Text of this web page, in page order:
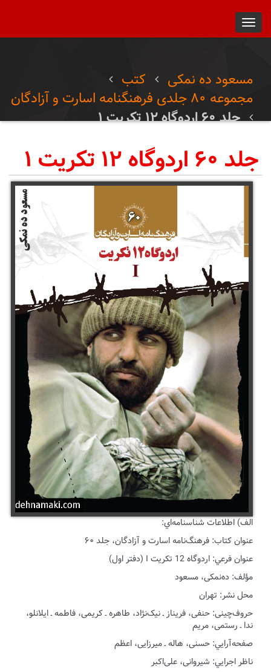
مسعود ده نمکی
کتب
مجموعه ۸۰ جلدی فرهنگنامه اسارت و آزادگان
جلد ۶۰ اردوگاه ۱۲ تکریت ۱
جلد ۶۰ اردوگاه ۱۲ تکریت ۱
الف) اطلاعات شناسنامه‌اي:
عنوان كتاب: فرهنگ‌نامه اسارت و آزادگان، جلد ۶۰
عنوان فرعي: اردوگاه 12 تکریت I (دفتر اول)
مؤلف: ده‌نمکی، مسعود
محل نشر: تهران
حروف‌چینی: حنفی، فریناز ـ نیک‌نژاد، طاهره ـ کریمی، فاطمه ـ ایلانلو،
ندا ـ رستمی، مریم
صفحه‌آرايي: حسنی، هاله ـ میرزایی، اعظم
ناظر اجرايي: شیروانی، علی‌اکبر